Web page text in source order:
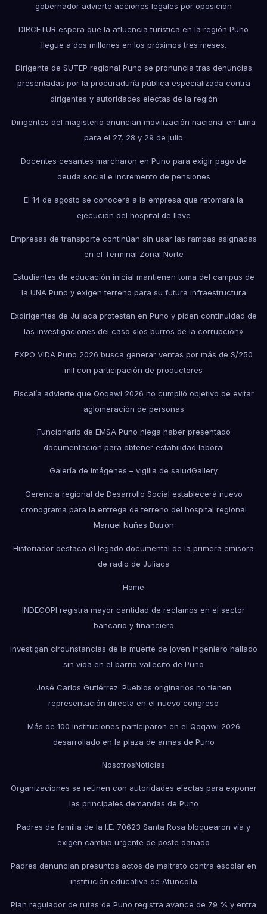
gobernador advierte acciones legales por oposición
DIRCETUR espera que la afluencia turística en la región Puno
llegue a dos millones en los próximos tres meses.
Dirigente de SUTEP regional Puno se pronuncia tras denuncias
presentadas por la procuraduría pública especializada contra
dirigentes y autoridades electas de la región
Dirigentes del magisterio anuncian movilización nacional en Lima
para el 27, 28 y 29 de julio
Docentes cesantes marcharon en Puno para exigir pago de
deuda social e incremento de pensiones
El 14 de agosto se conocerá a la empresa que retomará la
ejecución del hospital de Ilave
Empresas de transporte continúan sin usar las rampas asignadas
en el Terminal Zonal Norte
Estudiantes de educación inicial mantienen toma del campus de
la UNA Puno y exigen terreno para su futura infraestructura
Exdirigentes de Juliaca protestan en Puno y piden continuidad de
las investigaciones del caso «los burros de la corrupción»
EXPO VIDA Puno 2026 busca generar ventas por más de S/250
mil con participación de productores
Fiscalía advierte que Qoqawi 2026 no cumplió objetivo de evitar
aglomeración de personas
Funcionario de EMSA Puno niega haber presentado
documentación para obtener estabilidad laboral
Galería de imágenes – vigilia de saludGallery
Gerencia regional de Desarrollo Social establecerá nuevo
cronograma para la entrega de terreno del hospital regional
Manuel Nuñes Butrón
Historiador destaca el legado documental de la primera emisora
de radio de Juliaca
Home
INDECOPI registra mayor cantidad de reclamos en el sector
bancario y financiero
Investigan circunstancias de la muerte de joven ingeniero hallado
sin vida en el barrio vallecito de Puno
José Carlos Gutiérrez: Pueblos originarios no tienen
representación directa en el nuevo congreso
Más de 100 instituciones participaron en el Qoqawi 2026
desarrollado en la plaza de armas de Puno
NosotrosNoticias
Organizaciones se reúnen con autoridades electas para exponer
las principales demandas de Puno
Padres de familia de la I.E. 70623 Santa Rosa bloquearon vía y
exigen cambio urgente de poste dañado
Padres denuncian presuntos actos de maltrato contra escolar en
institución educativa de Atuncolla
Plan regulador de rutas de Puno registra avance de 79 % y entra